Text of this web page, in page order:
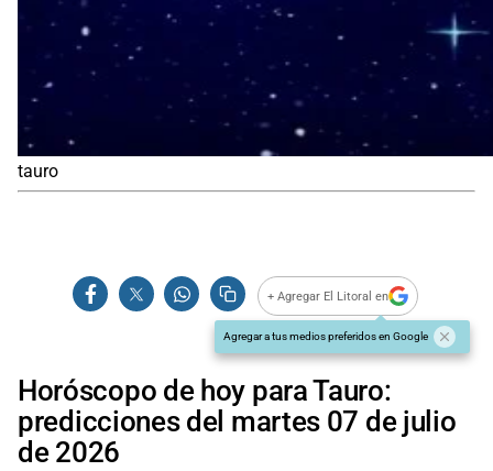
tauro
+ Agregar El Litoral en
Agregar a tus medios preferidos en Google
Horóscopo de hoy para Tauro:
predicciones del martes 07 de julio
de 2026